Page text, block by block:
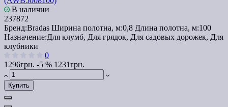
В наличии
237872
Бренд:Bradas Ширина полотна, м:0,8 Длина полотна, м:100
Назначение:Для клумб, Для грядок, Для садовых дорожек, Для
клубники
0
1296грн. -5 % 1231грн.
Купить